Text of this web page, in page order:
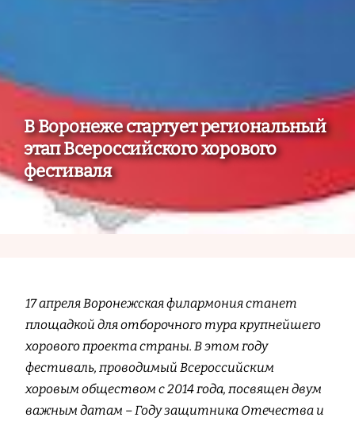
В Воронеже стартует региональный
этап Всероссийского хорового
фестиваля
17 апреля Воронежская филармония станет
площадкой для отборочного тура крупнейшего
хорового проекта страны. В этом году
фестиваль, проводимый Всероссийским
хоровым обществом с 2014 года, посвящен двум
важным датам – Году защитника Отечества и